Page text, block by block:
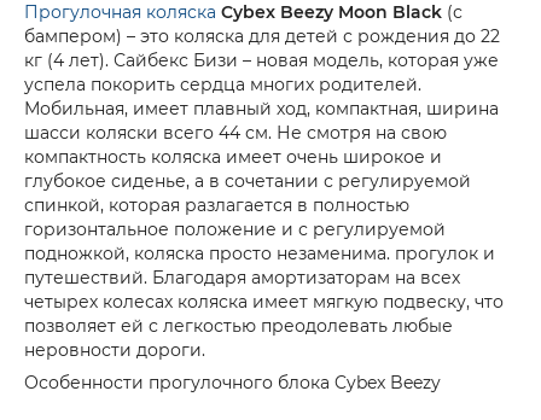
Прогулочная коляска Cybex Beezy Moon Black (с
бампером) – это коляска для детей с рождения до 22
кг (4 лет). Сайбекс Бизи – новая модель, которая уже
успела покорить сердца многих родителей.
Мобильная, имеет плавный ход, компактная, ширина
шасси коляски всего 44 см. Не смотря на свою
компактность коляска имеет очень широкое и
глубокое сиденье, а в сочетании с регулируемой
спинкой, которая разлагается в полностью
горизонтальное положение и с регулируемой
подножкой, коляска просто незаменима. прогулок и
путешествий. Благодаря амортизаторам на всех
четырех колесах коляска имеет мягкую подвеску, что
позволяет ей с легкостью преодолевать любые
неровности дороги.
Особенности прогулочного блока Cybex Beezy